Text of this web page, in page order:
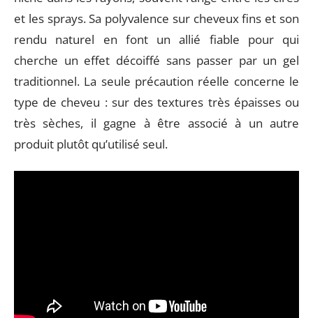
et les sprays. Sa polyvalence sur cheveux fins et son
rendu naturel en font un allié fiable pour qui
cherche un effet décoiffé sans passer par un gel
traditionnel. La seule précaution réelle concerne le
type de cheveu : sur des textures très épaisses ou
très sèches, il gagne à être associé à un autre
produit plutôt qu’utilisé seul.